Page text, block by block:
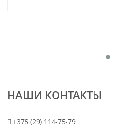
НАШИ КОНТАКТЫ
+375 (29) 114-75-79